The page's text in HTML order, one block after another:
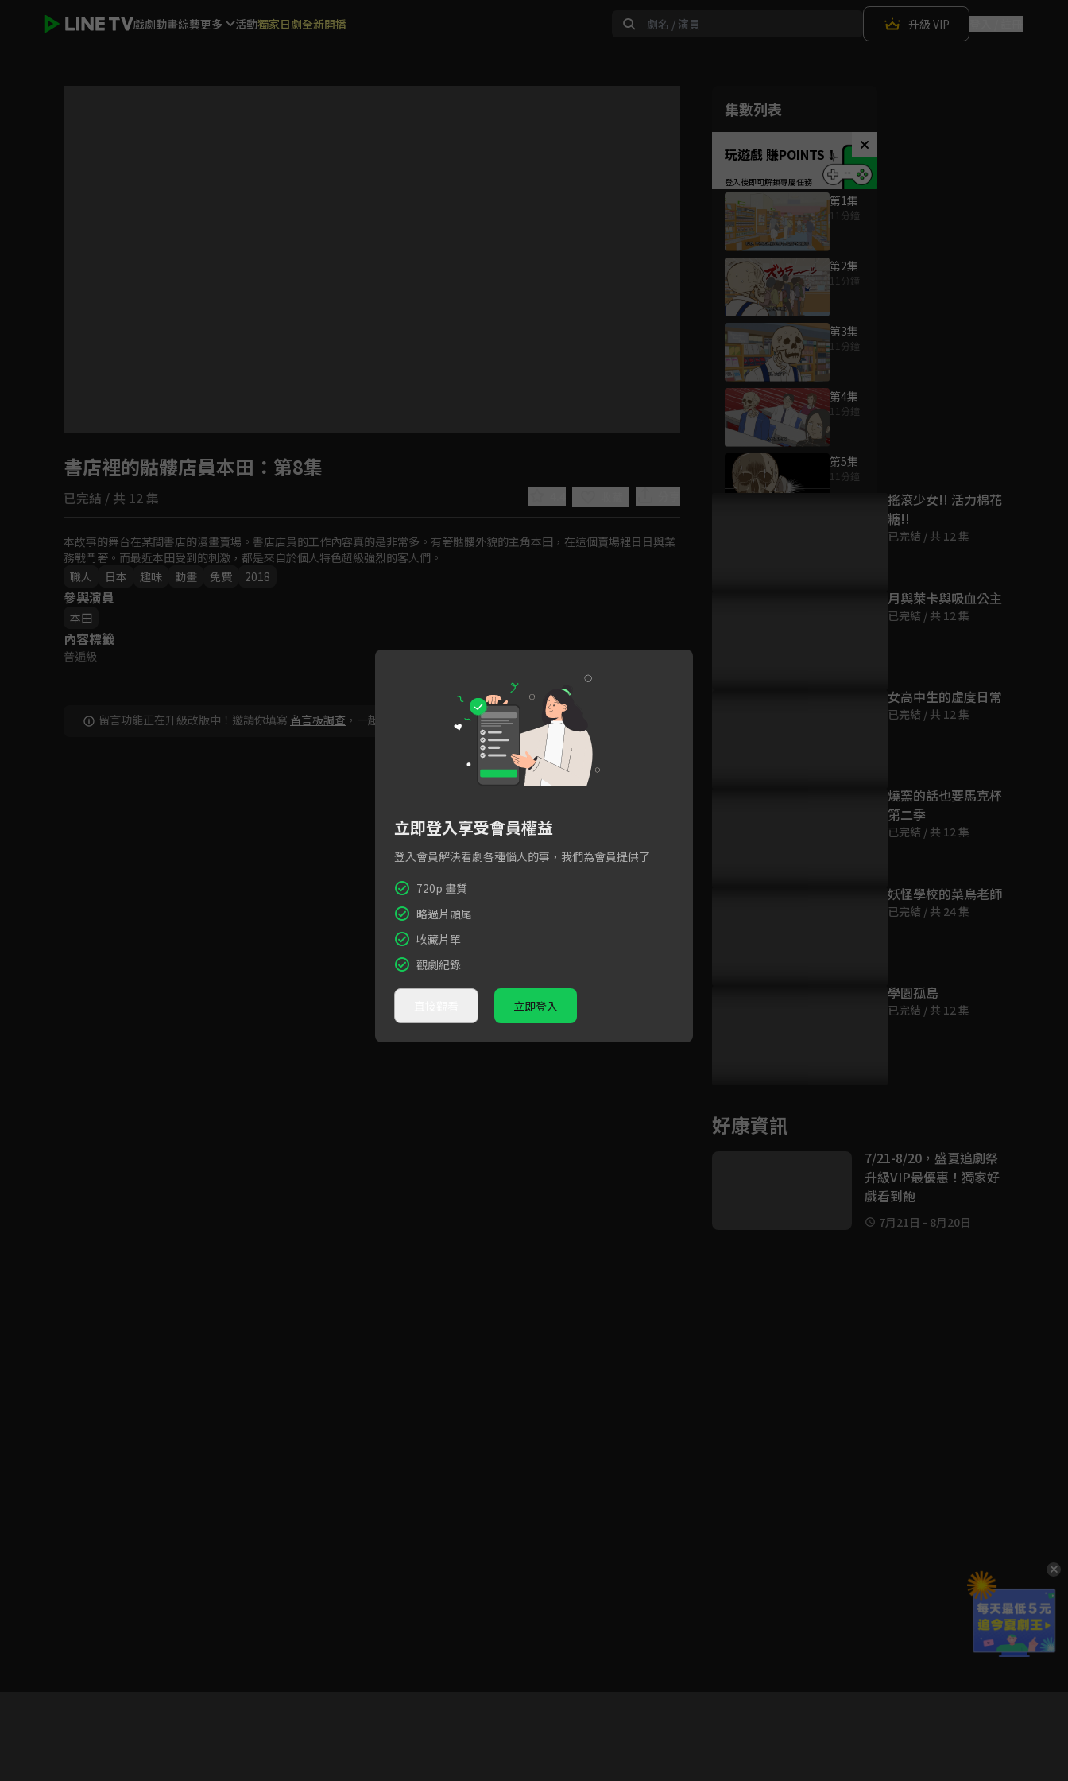
戲劇動畫綜藝更多 活動獨家日劇全新開播 升級 VIP
如有不便請見諒
集數列表
玩遊戲 賺POINTS！
第1集
11分鐘
第2集
11分鐘
第3集
11分鐘
第4集
11分鐘
第5集
11分鐘
書店裡的骷髏店員本田 ：第8集
已完結 / 共 12 集
本故事的舞台在某間書店的漫畫賣場。書店店員的工作內容真的是非常多。有著骷髏外貌的主角本田，在這個賣場裡日日與業
務戰鬥著。而最近本田受到的刺激，都是來自於個人特色超級強烈的客人們。
職人
日本 趣味 動畫 免費 2018
參與演員
本田
內容標籤
普遍級
留言功能正在升級改版中！邀請你填寫 留言板調查 ，一起共創新版留言功能！
為您推薦
搖滾少女!! 活力棉花
糖!!
已完結 / 共 12 集
月與萊卡與吸血公主
已完結 / 共 12 集
女高中生的虛度日常
已完結 / 共 12 集
燒窯的話也要馬克杯
第二季
已完結 / 共 12 集
妖怪學校的菜鳥老師
已完結 / 共 24 集
學園孤島
已完結 / 共 12 集
好康資訊
7/21-8/20，盛夏追劇祭
升級VIP最優惠！獨家好
戲看到飽
7月21日 - 8月20日
立即登入享受會員權益
登入會員解決看劇各種惱人的事，我們為會員提供了
720p 畫質
略過片頭尾
收藏片單
觀劇紀錄
立即登入